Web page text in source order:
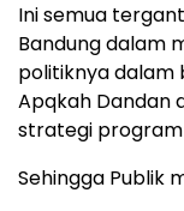
Ini semua
Bandung dalam
politiknya dalam
Apqkah Dandan
strategi
Sehingga Publik